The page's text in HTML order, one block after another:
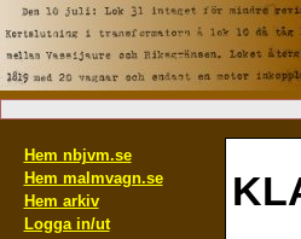
Hem nbjvm.se
Hem malmvagn.se
Hem arkiv
Logga in/ut